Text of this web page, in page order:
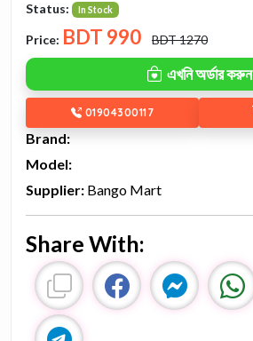
Status: In Stock
Price: BDT 990 BDT 1270
এখনি অর্ডার করুন
01904300117
Brand:
Model:
Supplier: Bango Mart
Share With: